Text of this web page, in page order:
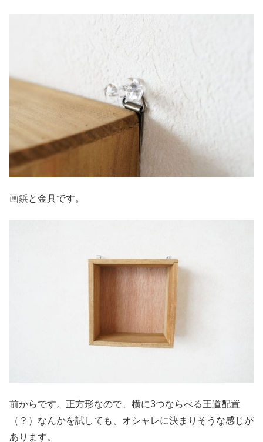
画鋲と金具です。
前からです。正方形なので、横に3つならべる王道配置
（？）なんかを試しても、オシャレに決まりそうな感じが
あります。